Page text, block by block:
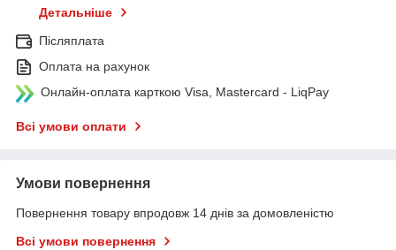
Детальніше
Післяплата
Оплата на рахунок
Онлайн-оплата карткою Visa, Mastercard - LiqPay
Всі умови оплати
Умови повернення
Повернення товару впродовж 14 днів за домовленістю
Всі умови повернення